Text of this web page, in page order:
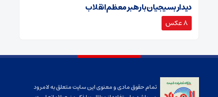
دیدار بسیجیان با رهبر معظم انقلاب
8 عکس
تمام حقوق مادی و معنوی این سایت متعلق به لامرود